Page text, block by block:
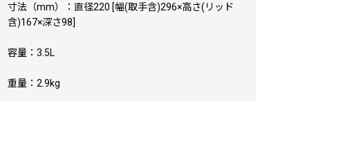
寸法（mm）：直径220 [幅(取手含)296×高さ(リッド
含)167×深さ98]
容量：3.5L
重量：2.9kg